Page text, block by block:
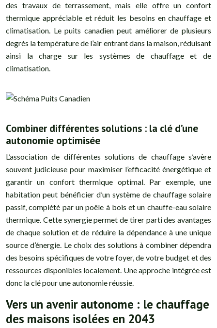
des travaux de terrassement, mais elle offre un confort
thermique appréciable et réduit les besoins en chauffage et
climatisation. Le puits canadien peut améliorer de plusieurs
degrés la température de l’air entrant dans la maison, réduisant
ainsi la charge sur les systèmes de chauffage et de
climatisation.
Combiner différentes solutions : la clé d’une
autonomie optimisée
L’association de différentes solutions de chauffage s’avère
souvent judicieuse pour maximiser l’efficacité énergétique et
garantir un confort thermique optimal. Par exemple, une
habitation peut bénéficier d’un système de chauffage solaire
passif, complété par un poêle à bois et un chauffe-eau solaire
thermique. Cette synergie permet de tirer parti des avantages
de chaque solution et de réduire la dépendance à une unique
source d’énergie. Le choix des solutions à combiner dépendra
des besoins spécifiques de votre foyer, de votre budget et des
ressources disponibles localement. Une approche intégrée est
donc la clé pour une autonomie réussie.
Vers un avenir autonome : le chauffage
des maisons isolées en 2043